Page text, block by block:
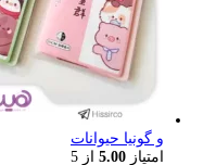
و گونیا حیوانات
امتیاز 5.00 از 5